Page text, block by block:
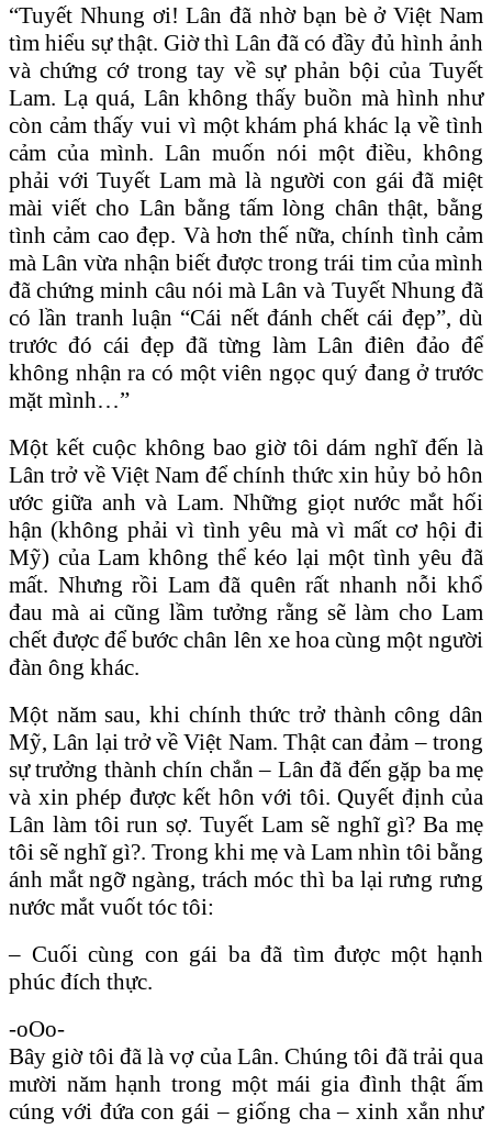
“Tuyết Nhung ơi! Lân đã nhờ bạn bè ở Việt Nam
tìm hiểu sự thật. Giờ thì Lân đã có đầy đủ hình ảnh
và chứng cớ trong tay về sự phản bội của Tuyết
Lam. Lạ quá, Lân không thấy buồn mà hình như
còn cảm thấy vui vì một khám phá khác lạ về tình
cảm của mình. Lân muốn nói một điều, không
phải với Tuyết Lam mà là người con gái đã miệt
mài viết cho Lân bằng tấm lòng chân thật, bằng
tình cảm cao đẹp. Và hơn thế nữa, chính tình cảm
mà Lân vừa nhận biết được trong trái tim của mình
đã chứng minh câu nói mà Lân và Tuyết Nhung đã
có lần tranh luận “Cái nết đánh chết cái đẹp”, dù
trước đó cái đẹp đã từng làm Lân điên đảo để
không nhận ra có một viên ngọc quý đang ở trước
mặt mình…”
Một kết cuộc không bao giờ tôi dám nghĩ đến là
Lân trở về Việt Nam để chính thức xin hủy bỏ hôn
ước giữa anh và Lam. Những giọt nước mắt hối
hận (không phải vì tình yêu mà vì mất cơ hội đi
Mỹ) của Lam không thể kéo lại một tình yêu đã
mất. Nhưng rồi Lam đã quên rất nhanh nỗi khổ
đau mà ai cũng lầm tưởng rằng sẽ làm cho Lam
chết được để bước chân lên xe hoa cùng một người
đàn ông khác.
Một năm sau, khi chính thức trở thành công dân
Mỹ, Lân lại trở về Việt Nam. Thật can đảm – trong
sự trưởng thành chín chắn – Lân đã đến gặp ba mẹ
và xin phép được kết hôn với tôi. Quyết định của
Lân làm tôi run sợ. Tuyết Lam sẽ nghĩ gì? Ba mẹ
tôi sẽ nghĩ gì?. Trong khi mẹ và Lam nhìn tôi bằng
ánh mắt ngỡ ngàng, trách móc thì ba lại rưng rưng
nước mắt vuốt tóc tôi:
– Cuối cùng con gái ba đã tìm được một hạnh
phúc đích thực.
-oOo-
Bây giờ tôi đã là vợ của Lân. Chúng tôi đã trải qua
mười năm hạnh trong một mái gia đình thật ấm
cúng với đứa con gái – giống cha – xinh xắn như